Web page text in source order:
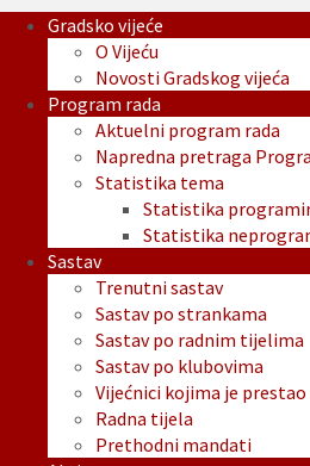
Gradsko vijeće
O Vijeću
Novosti Gradskog vijeća
Program rada
Aktuelni program rada
Napredna pretraga
Statistika tema
Statistika
Statistika
Sastav
Trenutni sastav
Sastav po strankama
Sastav po radnim tijelima
Sastav po klubovima
Vijećnici kojima je
Radna tijela
Prethodni mandati